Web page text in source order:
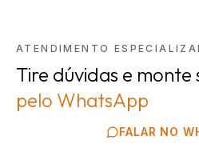
ATENDIMENTO
Tire dúvidas e monte
pelo WhatsApp
FALAR NO